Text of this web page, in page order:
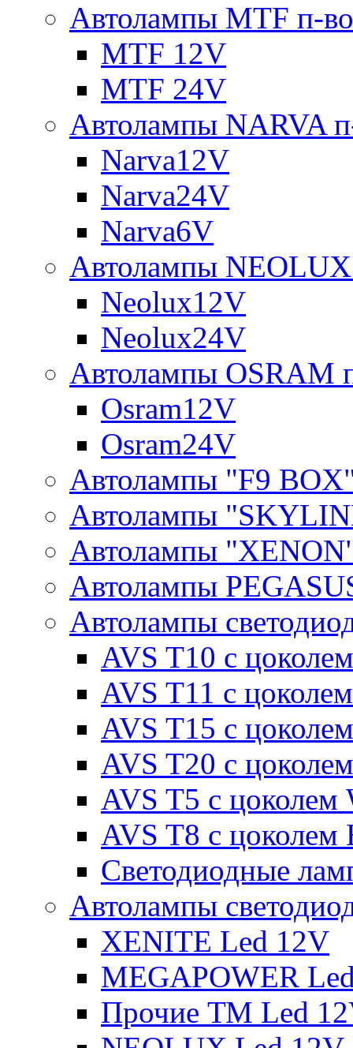
Автолампы MTF п-
MTF 12V
MTF 24V
Автолампы NARVA
Narva12V
Narva24V
Narva6V
Автолампы
Neolux12V
Neolux24V
Автолампы OSRAM
Osram12V
Osram24V
Автолампы "F9
Автолампы
Автолампы
Автолампы
Автолампы
AVS T10 с
AVS T11 с
AVS T15 с
AVS T20 с
AVS T5 с цоколем
AVS T8 с цоколем
Светодиодные
Автолампы
XENITE Led 12V
MEGAPOWER
Прочие ТМ Led